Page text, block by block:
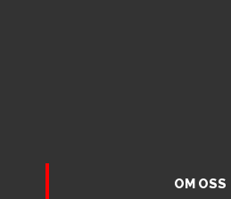
OM OSS